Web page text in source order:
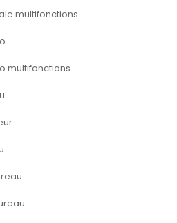
multifonctions
multifonctions